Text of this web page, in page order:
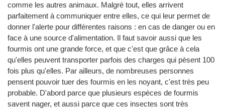
comme les autres animaux. Malgré tout, elles arrivent
parfaitement à communiquer entre elles, ce qui leur permet de
donner l'alerte pour différentes raisons : en cas de danger ou en
face à une source d'alimentation. Il faut savoir aussi que les
fourmis ont une grande force, et que c'est que grâce à cela
qu'elles peuvent transporter parfois des charges qui pèsent 100
fois plus qu'elles. Par ailleurs, de nombreuses personnes
pensent pouvoir tuer des fourmis en les noyant, c'est très peu
probable. D'abord parce que plusieurs espèces de fourmis
savent nager, et aussi parce que ces insectes sont très